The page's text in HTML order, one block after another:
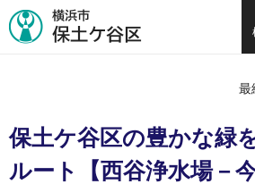
最
保土ケ谷区の豊かな緑
ルート【西谷浄水場－